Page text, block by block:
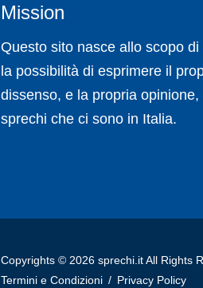
Mission
Questo sito nasce allo scopo di
la possibilità di esprimere il
dissenso, e la propria opinione,
sprechi che ci sono in Italia.
Copyrights © 2026 sprechi.it All Rights
Termini e Condizioni / Privacy Policy